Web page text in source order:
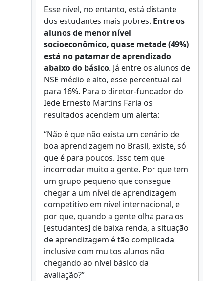
Esse nível, no entanto, está distante
dos estudantes mais pobres. Entre os
alunos de menor nível
socioeconômico, quase metade (49%)
está no patamar de aprendizado
abaixo do básico. Já entre os alunos de
NSE médio e alto, esse percentual cai
para 16%. Para o diretor-fundador do
Iede Ernesto Martins Faria os
resultados acendem um alerta:
“Não é que não exista um cenário de
boa aprendizagem no Brasil, existe, só
que é para poucos. Isso tem que
incomodar muito a gente. Por que tem
um grupo pequeno que consegue
chegar a um nível de aprendizagem
competitivo em nível internacional, e
por que, quando a gente olha para os
[estudantes] de baixa renda, a situação
de aprendizagem é tão complicada,
inclusive com muitos alunos não
chegando ao nível básico da
avaliação?”